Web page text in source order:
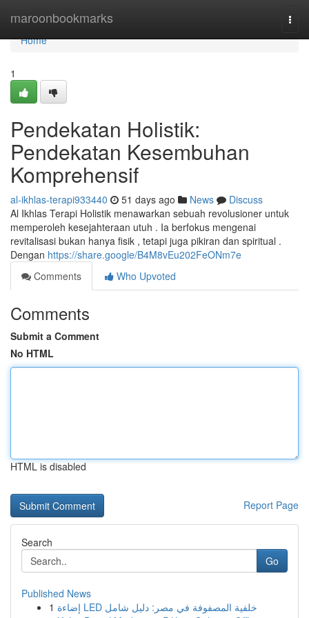
maroonbookmarks
Home
Home
1
Pendekatan Holistik:
Pendekatan Kesembuhan
Komprehensif
al-ikhlas-terapi933440 51 days ago News
Discuss
Al Ikhlas Terapi Holistik menawarkan sebuah revolusioner untuk
memperoleh kesejahteraan utuh . Ia berfokus mengenai
revitalisasi bukan hanya fisik , tetapi juga pikiran dan spiritual .
Dengan https://share.google/B4M8vEu202FeONm7e
Comments
Who Upvoted
Comments
Submit a Comment
No HTML
HTML is disabled
Report Page
Search
Go
Published News
1
إضاءة LED خلفية المصفوفة في مصر: دليل شامل